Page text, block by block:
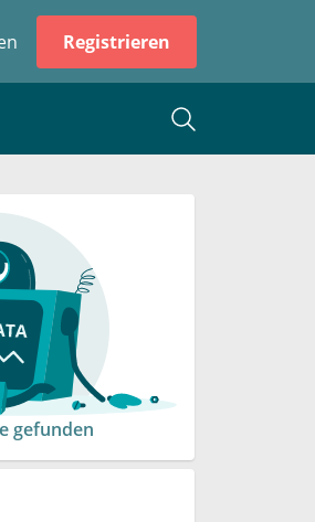
Registrieren
gefunden